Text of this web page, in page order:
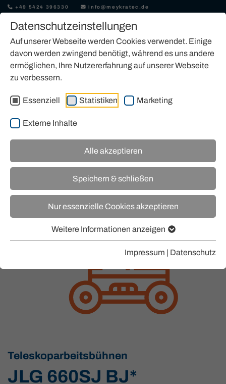
Datenschutzeinstellungen
Auf unserer Webseite werden Cookies verwendet. Einige
davon werden zwingend benötigt, während es uns andere
ermöglichen, Ihre Nutzererfahrung auf unserer Webseite
zu verbessern.
Essenziell Statistiken Marketing
Externe Inhalte
Alle akzeptieren
Speichern & schließen
Nur essenzielle Cookies akzeptieren
Weitere Informationen anzeigen
Impressum | Datenschutz
+49 5424 396330 info@meykratec.de
Teleskoparbeitsbühnen
JLG 660SJ BJ*